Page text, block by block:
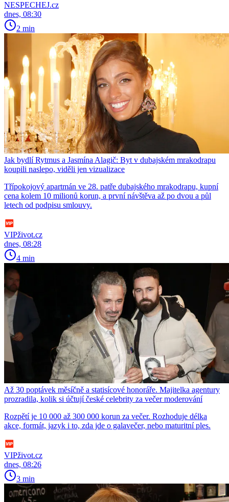
NESPECHEJ.cz
dnes, 08:30
2 min
Jak bydlí Rytmus a Jasmína Alagič: Byt v dubajském mrakodrapu
koupili naslepo, viděli jen vizualizace
Třípokojový apartmán ve 28. patře dubajského mrakodrapu, kupní
cena kolem 10 milionů korun, a první návštěva až po dvou a půl
letech od podpisu smlouvy.
VIPživot.cz
dnes, 08:28
4 min
Až 30 poptávek měsíčně a statisícové honoráře. Majitelka agentury
prozradila, kolik si účtují české celebrity za večer moderování
Rozpětí je 10 000 až 300 000 korun za večer. Rozhoduje délka
akce, formát, jazyk i to, zda jde o galavečer, nebo maturitní ples.
VIPživot.cz
dnes, 08:26
3 min